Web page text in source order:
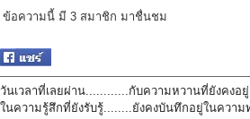
ข้อความนี้ มี 3 สมาชิก มาชื่นชม
วันเวลาที่เลยผ่าน............กับความหวานที่ยังคงอยู่
ในความรู้สึกที่ยังรับรู้........ยังคงบันทึกอยู่ในความ